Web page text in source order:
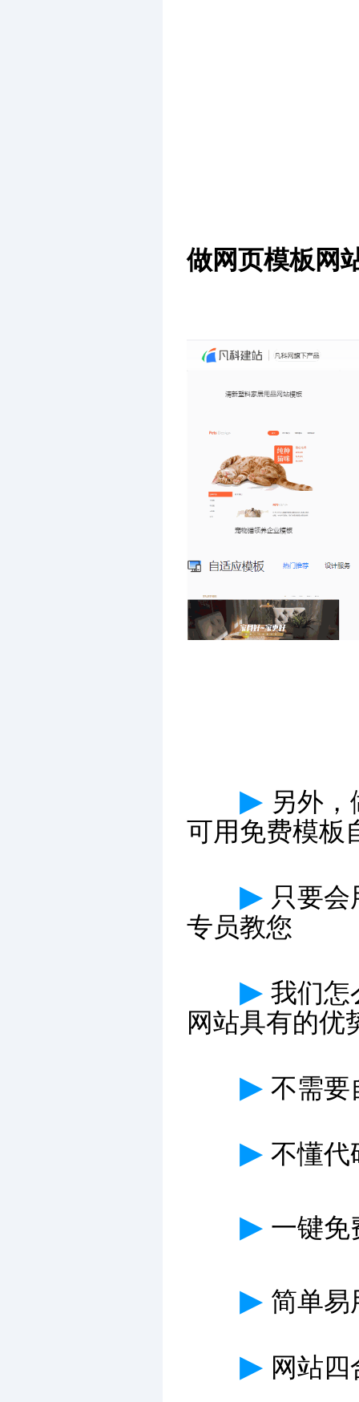
做网页模板网
▶ 另外
可用免费模板
▶ 只要
专员教您
▶ 我们怎
网站具有的优
▶ 不需要
▶ 不懂代
▶ 一键免
▶ 简单易
▶ 网站四